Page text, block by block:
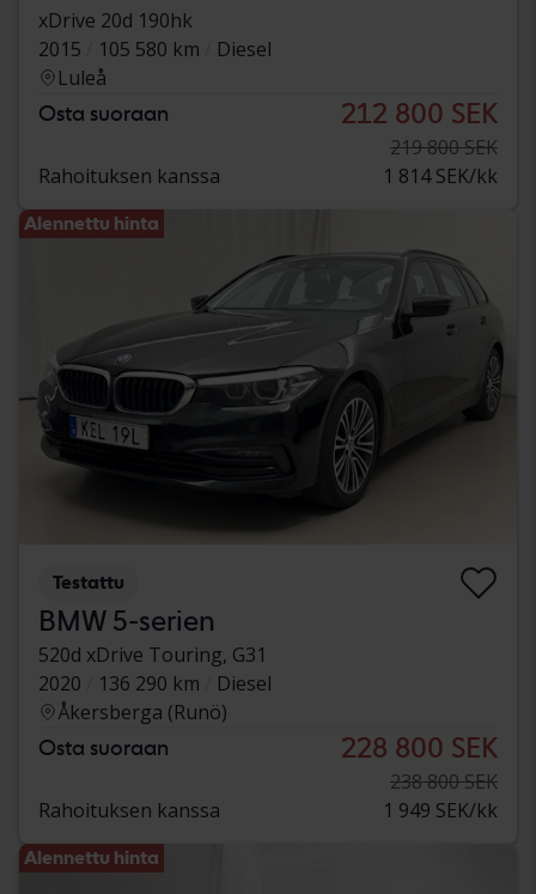
xDrive 20d 190hk
2015
105 580 km
Diesel
Luleå
Osta suoraan 212 800 SEK
219 800 SEK
Rahoituksen kanssa
1 814 SEK/kk
Alennettu hinta
Testattu
BMW 5-serien
520d xDrive Touring, G31
2020
136 290 km
Diesel
Åkersberga (Runö)
Osta suoraan 228 800 SEK
238 800 SEK
Rahoituksen kanssa
1 949 SEK/kk
Alennettu hinta